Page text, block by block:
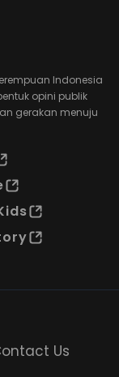
Indonesia
opini publik
gerakan menuju
Us